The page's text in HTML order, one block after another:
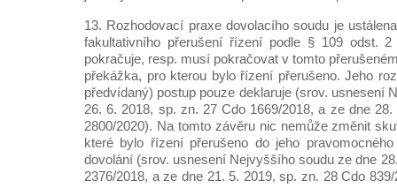
13. Rozhodovací praxe dovolacího soudu je
fakultativního přerušení řízení podle § 109 odst.
pokračuje, resp. musí pokračovat v tomto
překážka, pro kterou bylo řízení přerušeno. Jeho
předvídaný) postup pouze deklaruje (srov. usnesení
26. 6. 2018, sp. zn. 27 Cdo 1669/2018, a ze dne
2800/2020). Na tomto závěru nic nemůže změnit
které bylo řízení přerušeno do jeho
dovolání (srov. usnesení Nejvyššího soudu ze dne
2376/2018, a ze dne 21. 5. 2019, sp. zn. 28 Cdo